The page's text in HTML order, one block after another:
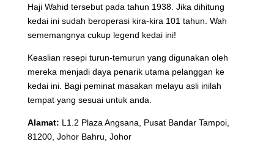
Haji Wahid tersebut pada tahun 1938. Jika dihitung
kedai ini sudah beroperasi kira-kira 101 tahun. Wah
sememangnya cukup legend kedai ini!
Keaslian resepi turun-temurun yang digunakan oleh
mereka menjadi daya penarik utama pelanggan ke
kedai ini. Bagi peminat masakan melayu asli inilah
tempat yang sesuai untuk anda.
Alamat: L1.2 Plaza Angsana, Pusat Bandar Tampoi,
81200, Johor Bahru, Johor